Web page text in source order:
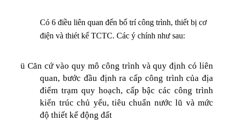
Có 6 điều liên quan đến bố trí công trình, thiết bị cơ
điện và thiét kế TCTC. Các ý chính như sau:
üCăn cứ vào quy mô công trình và quy định có liên
quan, bước đầu định ra cấp công trình của địa
điểm trạm quy hoạch, cấp bậc các công trình
kiến trúc chủ yếu, tiêu chuẩn nước lũ và mức
độ thiết kế động đất